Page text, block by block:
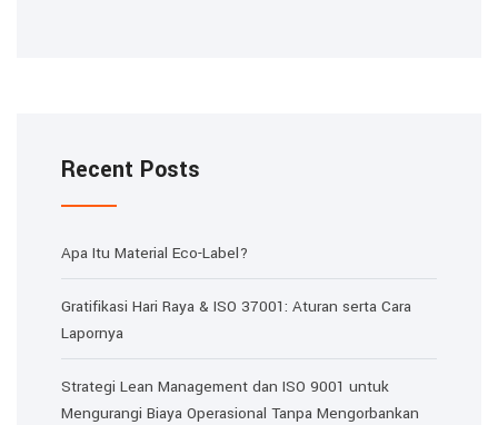
Recent Posts
Apa Itu Material Eco-Label?
Gratifikasi Hari Raya & ISO 37001: Aturan serta Cara
Lapornya
Strategi Lean Management dan ISO 9001 untuk
Mengurangi Biaya Operasional Tanpa Mengorbankan